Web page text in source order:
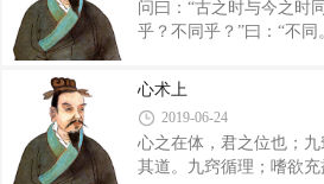
⑸琊ⅲ爸料裙手蟪迹站
闷淞ΑＪト嗽谇埃炅诓
挤野材挥帽铩Ｊ
问曰：“古之时与今之时
乎？不同乎？”曰：“不
赡，泽不獘而养足。耕
平。牛马之牧不相及，
来足，故卿而不理，静也
死。今周公断指满稽，
不服，非人性也，敝也。
心术上
2019-06-24
心之在体，君之位也；
其道。九窍循理；嗜欲充